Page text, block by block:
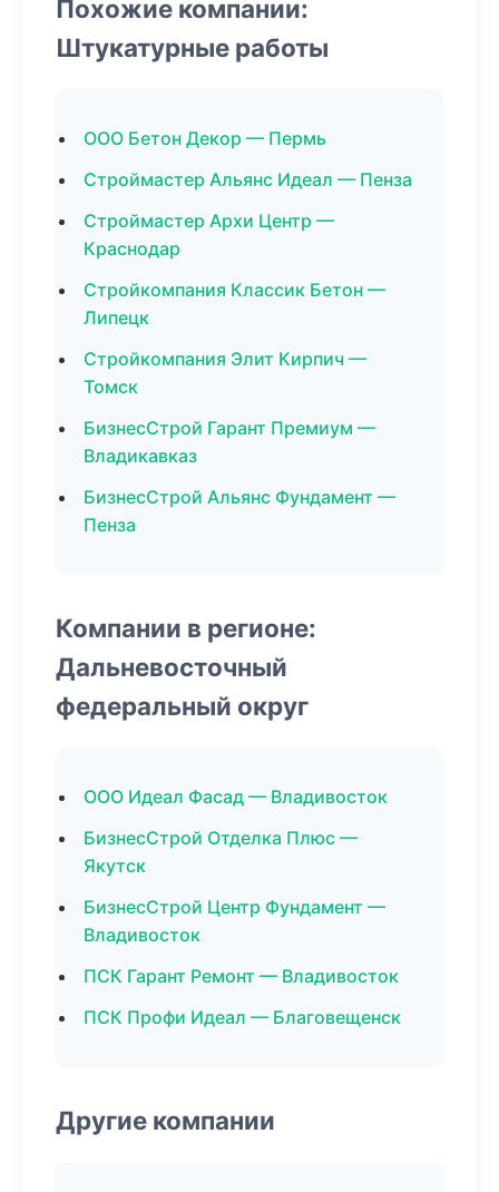
Похожие компании:
Штукатурные работы
ООО Бетон Декор — Пермь
Строймастер Альянс Идеал — Пенза
Строймастер Архи Центр —
Краснодар
Стройкомпания Классик Бетон —
Липецк
Стройкомпания Элит Кирпич —
Томск
БизнесСтрой Гарант Премиум —
Владикавказ
БизнесСтрой Альянс Фундамент —
Пенза
Компании в регионе:
Дальневосточный
федеральный округ
ООО Идеал Фасад — Владивосток
БизнесСтрой Отделка Плюс —
Якутск
БизнесСтрой Центр Фундамент —
Владивосток
ПСК Гарант Ремонт — Владивосток
ПСК Профи Идеал — Благовещенск
Другие компании